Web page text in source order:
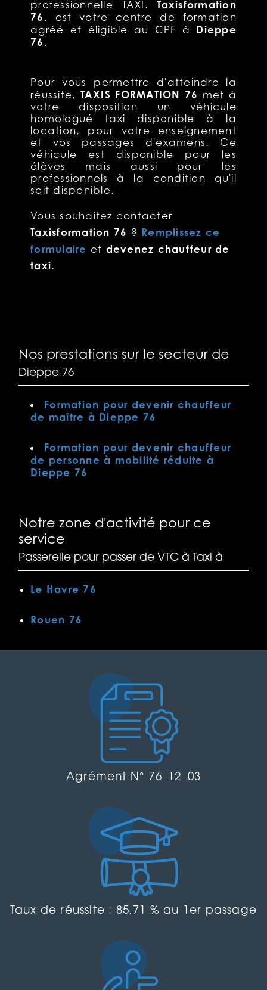
professionnelle TAXI.Taxisformation
76 , est votre centre de formation
agréé et éligible au CPF à Dieppe
76 .
Pour vous permettre d'atteindre la
réussite, TAXIS FORMATION 76 met à
votre disposition un véhicule
homologué taxi disponible à la
location, pour votre enseignement
et vos passages d'examens. Ce
véhicule est disponible pour les
élèves mais aussi pour les
professionnels à la condition qu'il
soit disponible.
Vous souhaitez contacter
Taxisformation 76 ? Remplissez ce
formulaire et devenez chauffeur de
taxi.
Nos prestations sur le secteur de
Dieppe 76
Formation pour devenir chauffeur
de maître à Dieppe 76
Formation pour devenir chauffeur
de personne à mobilité réduite à
Dieppe 76
Notre zone d'activité pour ce
service
Passerelle pour passer de VTC à Taxi à
Le Havre 76
Rouen 76
Agrément N° 76_12_03
Taux de réussite : 85,71 % au 1er passage